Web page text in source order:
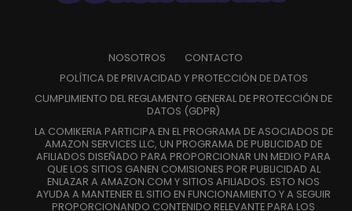
NOSOTROS
CONTACTO
POLÍTICA DE PRIVACIDAD Y PROTECCIÓN DE DATOS
CUMPLIMIENTO DEL REGLAMENTO GENERAL DE PROTECCIÓN DE
DATOS (GDPR)
LA COMIKERIA PARTICIPA EN EL PROGRAMA DE ASOCIADOS DE
AMAZON SERVICES LLC, UN PROGRAMA DE PUBLICIDAD DE
AFILIADOS DISEÑADO PARA PROPORCIONAR UN MEDIO PARA
QUE LOS SITIOS GANEN COMISIONES POR PUBLICIDAD AL
ENLAZAR A AMAZON.COM Y SITIOS AFILIADOS. ESTO NOS
AYUDA A MANTENER EL SITIO EN FUNCIONAMIENTO Y A SEGUIR
PROPORCIONANDO CONTENIDO RELEVANTE PARA LOS